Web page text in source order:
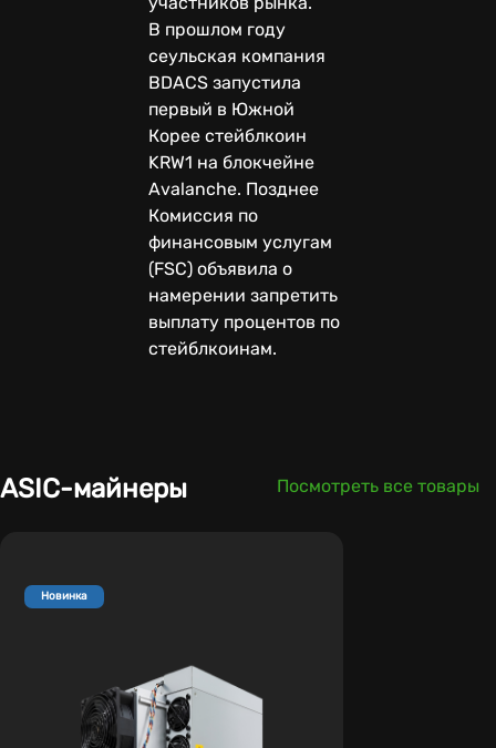
В прошлом году
сеульская компания
BDACS запустила
первый в Южной
Корее стейблкоин
KRW1 на блокчейне
Avalanche. Позднее
Комиссия по
финансовым услугам
(FSC) объявила о
намерении запретить
выплату процентов по
стейблкоинам.
ASIC-майнеры Посмотреть все товары
Новинка